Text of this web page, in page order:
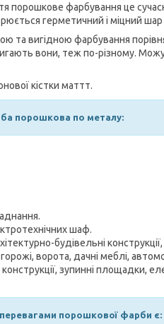
порошкове фарбування це
герметичний і міцний
та вигідною фарбування
вони, теж по-різному.
кістки маттт.
порошкова по металу:
шаф.
будівельні
ворота, дачні меблі,
зупинні площадки,
порошкової фарби є: